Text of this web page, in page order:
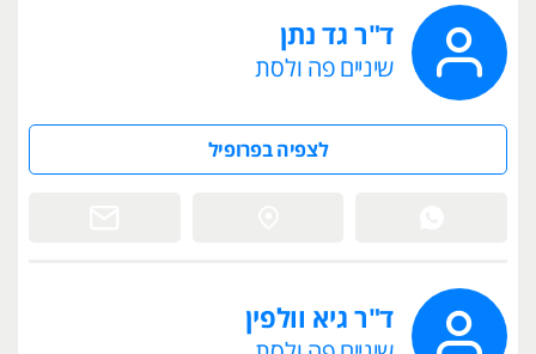
ד"ר גד נתן
שיניים פה ולסת
לצפיה בפרופיל
ד"ר גיא וולפין